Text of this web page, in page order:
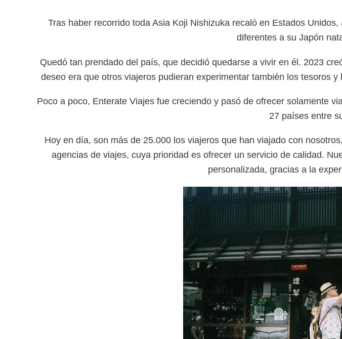
Tras haber recorrido toda Asia Koji Nishizuka recaló en Estados
diferentes a su Japón
Quedó tan prendado del país, que decidió quedarse a vivir en él. 2023
deseo era que otros viajeros pudieran experimentar también los tesoros
Poco a poco, Enterate Viajes fue creciendo y pasó de ofrecer solamente
27 países entre
Hoy en día, son más de 25.000 los viajeros que han viajado con
agencias de viajes, cuya prioridad es ofrecer un servicio de calidad.
personalizada, gracias a la